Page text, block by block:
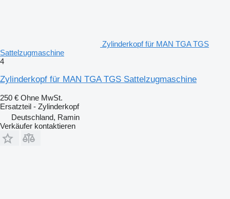
Zylinderkopf für MAN TGA TGS
Sattelzugmaschine
4
Zylinderkopf für MAN TGA TGS Sattelzugmaschine
250 € Ohne MwSt.
Ersatzteil - Zylinderkopf
Deutschland, Ramin
Verkäufer kontaktieren